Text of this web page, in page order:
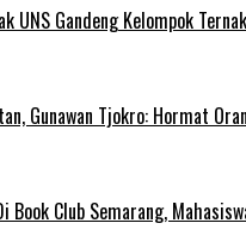
UNS Gandeng Kelompok
Gunawan Tjokro: Hormat
Book Club Semarang,